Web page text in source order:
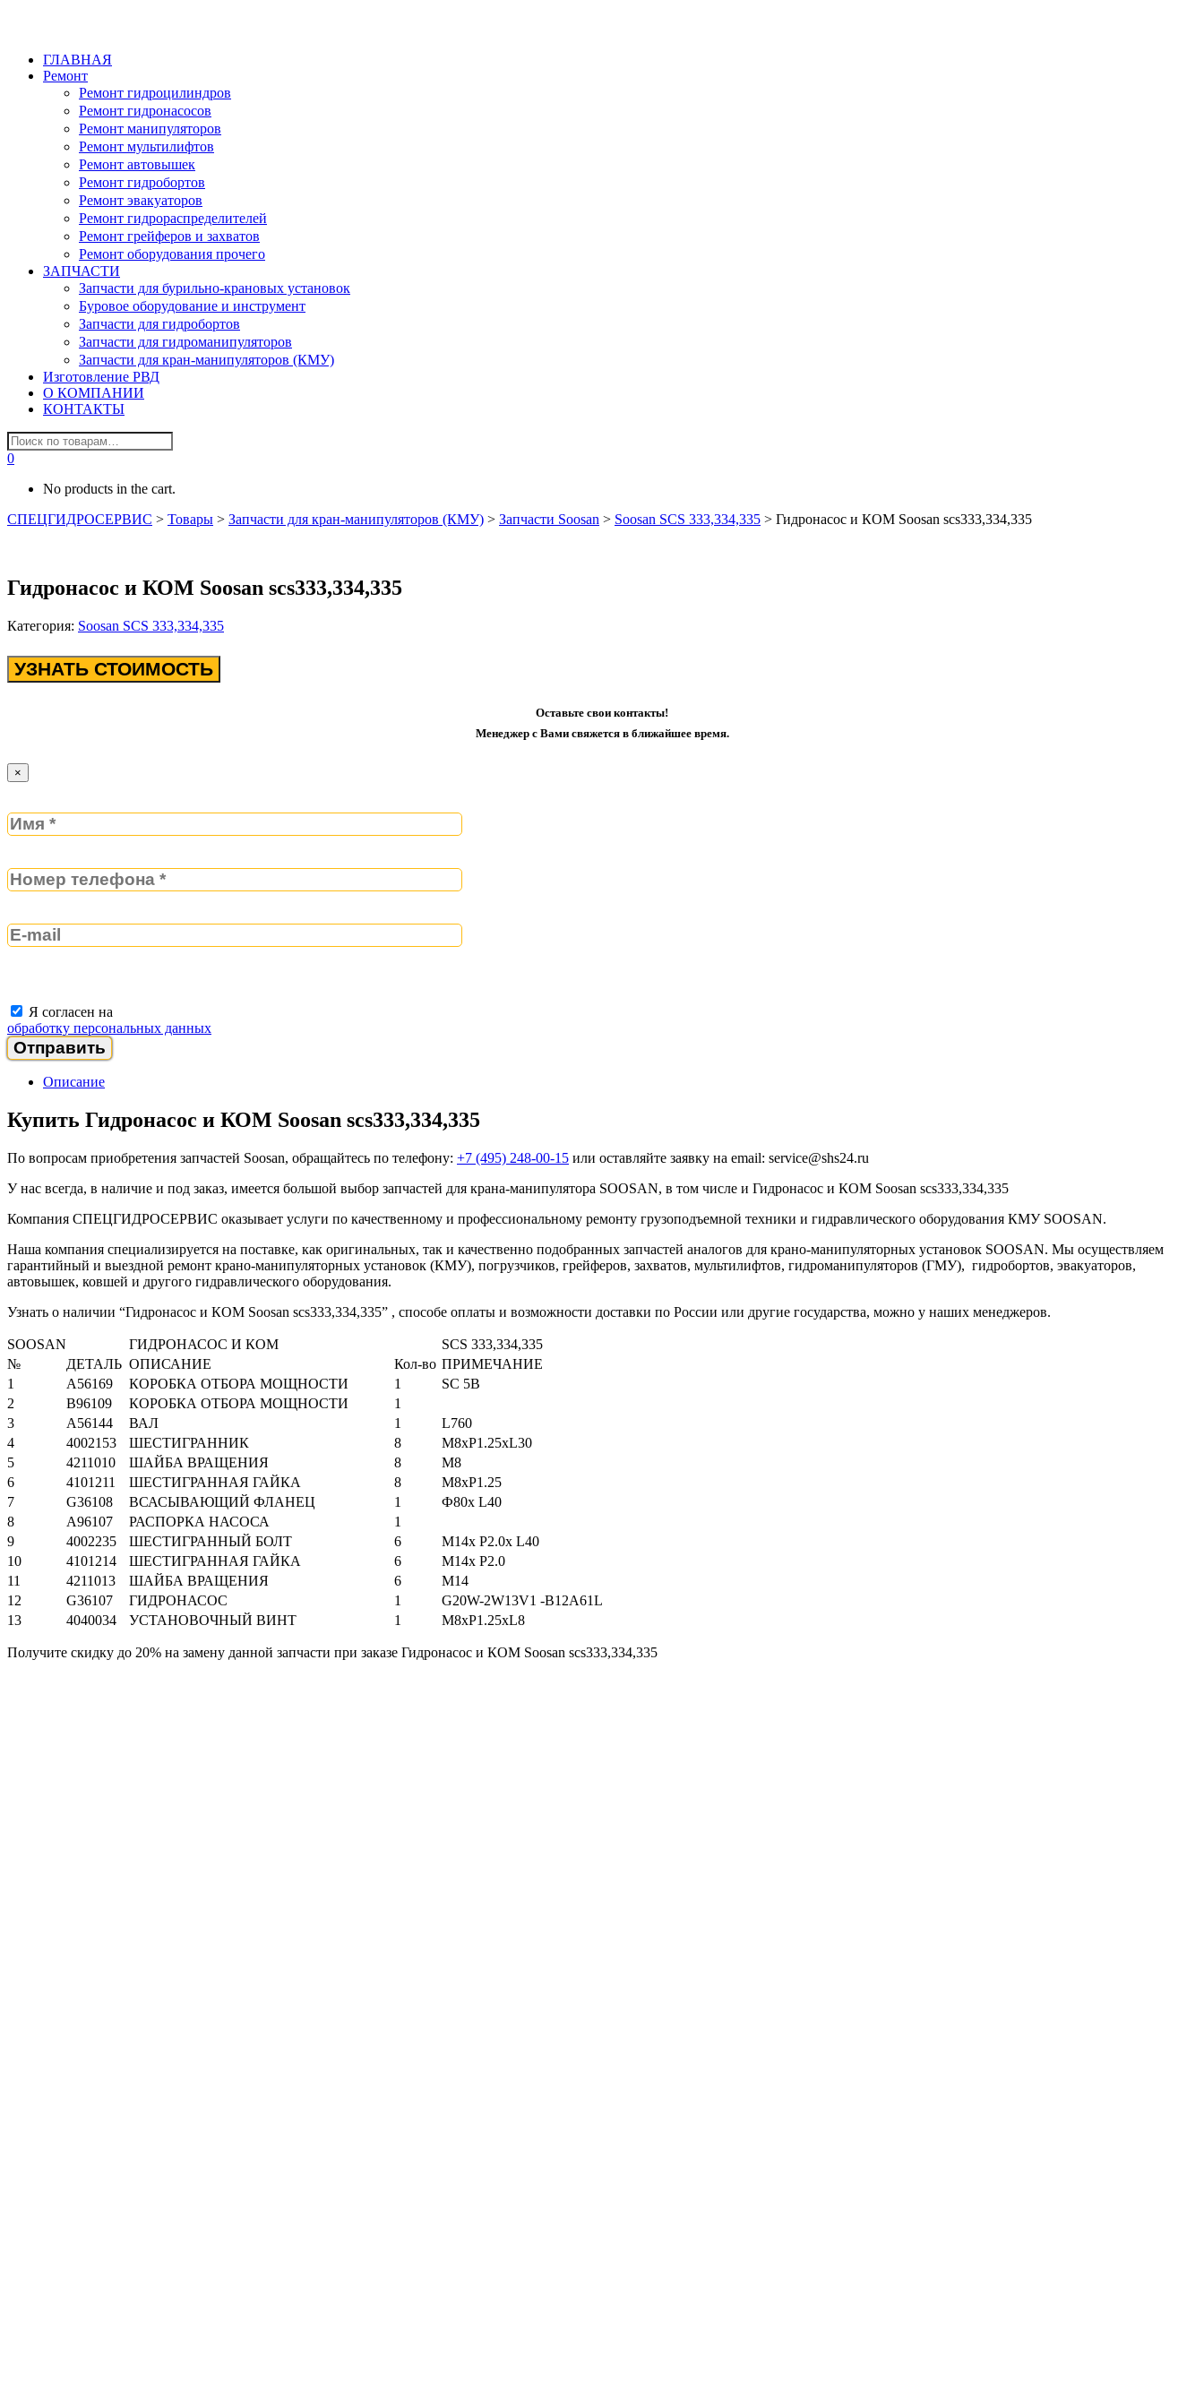
ГЛАВНАЯ
Ремонт
Ремонт гидроцилиндров
Ремонт гидронасосов
Ремонт манипуляторов
Ремонт мультилифтов
Ремонт автовышек
Ремонт гидробортов
Ремонт эвакуаторов
Ремонт гидрораспределителей
Ремонт грейферов и захватов
Ремонт оборудования прочего
ЗАПЧАСТИ
Запчасти для бурильно-крановых установок
Буровое оборудование и инструмент
Запчасти для гидробортов
Запчасти для гидроманипуляторов
Запчасти для кран-манипуляторов (КМУ)
Изготовление РВД
О КОМПАНИИ
КОНТАКТЫ
0
No products in the cart.
СПЕЦГИДРОСЕРВИС > Товары > Запчасти для кран-манипуляторов (КМУ) > Запчасти Soosan > Soosan SCS 333,334,335 > Гидронасос и КОМ Soosan scs333,334,335
Гидронасос и КОМ Soosan scs333,334,335
Категория: Soosan SCS 333,334,335
УЗНАТЬ СТОИМОСТЬ
Оставьте свои контакты!
Менеджер с Вами свяжется в ближайшее время.
×
Я согласен на
обработку персональных данных
Описание
Купить Гидронасос и КОМ Soosan scs333,334,335
По вопросам приобретения запчастей Soosan, обращайтесь по телефону: +7 (495) 248-00-15 или оставляйте заявку на email: service@shs24.ru
У нас всегда, в наличие и под заказ, имеется большой выбор запчастей для крана-манипулятора SOOSAN, в том числе и Гидронасос и КОМ Soosan scs333,334,335
Компания СПЕЦГИДРОСЕРВИС оказывает услуги по качественному и профессиональному ремонту грузоподъемной техники и гидравлического оборудования КМУ SOOSAN.
Наша компания специализируется на поставке, как оригинальных, так и качественно подобранных запчастей аналогов для крано-манипуляторных установок SOOSAN. Мы осуществляем
гарантийный и выездной ремонт крано-манипуляторных установок (КМУ), погрузчиков, грейферов, захватов, мультилифтов, гидроманипуляторов (ГМУ), гидробортов, эвакуаторов,
автовышек, ковшей и другого гидравлического оборудования.
Узнать о наличии “Гидронасос и КОМ Soosan scs333,334,335” , способе оплаты и возможности доставки по России или другие государства, можно у наших менеджеров.
SOOSAN ГИДРОНАСОС И КОМ
SCS 333,334,335
№
ДЕТАЛЬ ОПИСАНИЕ Кол-во ПРИМЕЧАНИЕ
1
A56169 КОРОБКА ОТБОРА МОЩНОСТИ 1
SC 5B
2
B96109 КОРОБКА ОТБОРА МОЩНОСТИ
1
3
A56144 ВАЛ 1
L760
4
4002153 ШЕСТИГРАННИК 8
M8xP1.25xL30
5
4211010 ШАЙБА ВРАЩЕНИЯ 8 M8
6
4101211 ШЕСТИГРАННАЯ ГАЙКА 8
M8xP1.25
7
G36108 ВСАСЫВАЮЩИЙ ФЛАНЕЦ 1
Ф80х L40
8
A96107 РАСПОРКА НАСОСА
1
9
4002235 ШЕСТИГРАННЫЙ БОЛТ 6
M14x P2.0x L40
10
4101214 ШЕСТИГРАННАЯ ГАЙКА 6
M14x P2.0
11
4211013 ШАЙБА ВРАЩЕНИЯ 6
M14
12
G36107 ГИДРОНАСОС 1
G20W-2W13V1 -B12A61L
13
4040034 УСТАНОВОЧНЫЙ ВИНТ 1 M8xP1.25xL8
Получите скидку до 20% на замену данной запчасти при заказе Гидронасос и КОМ Soosan scs333,334,335